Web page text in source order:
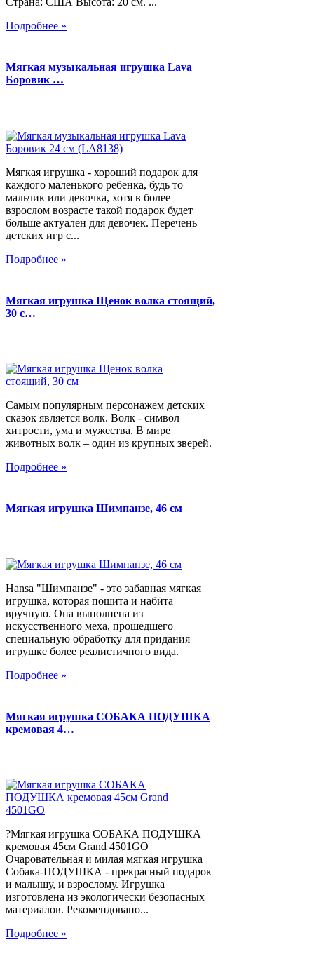
Подробнее »
Мягкая музыкальная игрушка Lava
Боровик …
Мягкая игрушка - хороший подарок для
каждого маленького ребенка, будь то
мальчик или девочка, хотя в более
взрослом возрасте такой подарок будет
больше актуален для девочек. Перечень
детских игр с...
Подробнее »
Мягкая игрушка Щенок волка стоящий,
30 с…
Самым популярным персонажем детских
сказок является волк. Волк - символ
хитрости, ума и мужества. В мире
животных волк – один из крупных зверей.
Подробнее »
Мягкая игрушка Шимпанзе, 46 см
Hansa "Шимпанзе" - это забавная мягкая
игрушка, которая пошита и набита
вручную. Она выполнена из
искусственного меха, прошедшего
специальную обработку для придания
игрушке более реалистичного вида.
Подробнее »
Мягкая игрушка СОБАКА ПОДУШКА
кремовая 4…
?Мягкая игрушка СОБАКА ПОДУШКА
кремовая 45см Grand 4501GO
Очаровательная и милая мягкая игрушка
Собака-ПОДУШКА - прекрасный подарок
и малышу, и взрослому. Игрушка
изготовлена из экологически безопасных
материалов. Рекомендовано...
Подробнее »